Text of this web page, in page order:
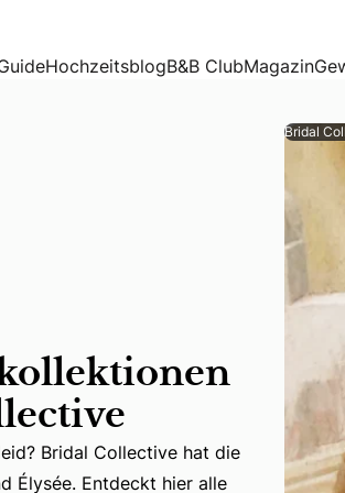
HochzeitsblogB&B ClubMagazin
Bridal Collective hat die
Bridal Collective hat die
Élysée. Entdeckt hier alle
Bridal